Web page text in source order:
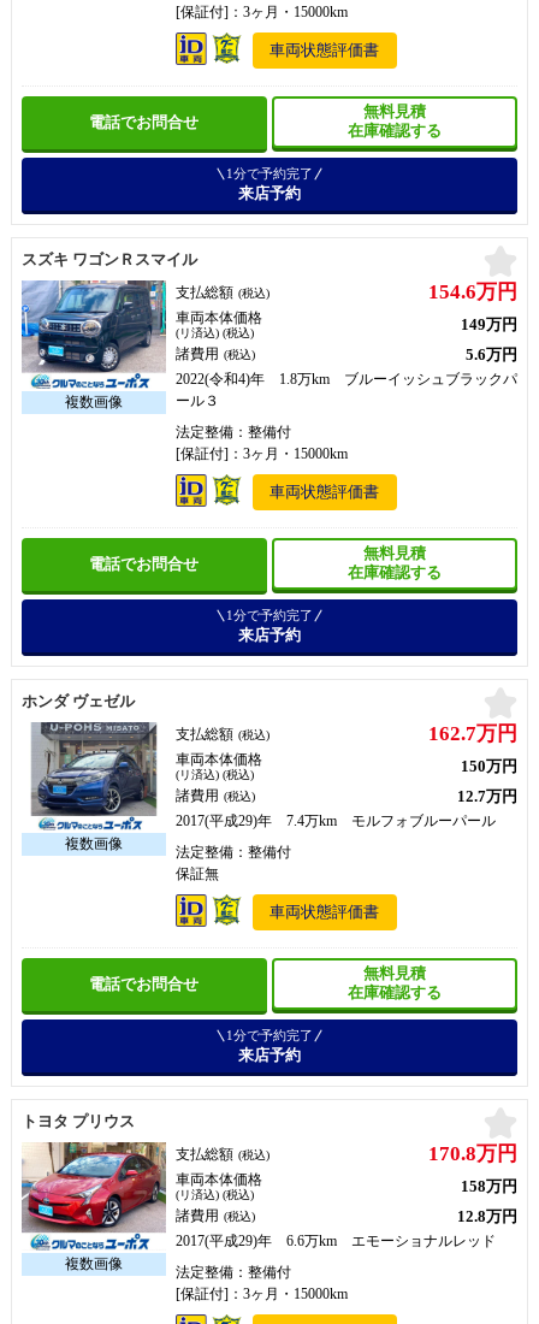
[保証付]：3ヶ月・15000km
車両状態評価書
電話でお問合せ
無料見積
在庫確認する
1分で予約完了
来店予約
スズキ ワゴンＲスマイル
支払総額 (税込) 154.6万円
車両本体価格
(リ済込) (税込) 149万円
諸費用 (税込) 5.6万円
2022(令和4)年 1.8万km ブルーイッシュブラックパ
ール３
法定整備：整備付
[保証付]：3ヶ月・15000km
車両状態評価書
電話でお問合せ
無料見積
在庫確認する
1分で予約完了
来店予約
ホンダ ヴェゼル
支払総額 (税込) 162.7万円
車両本体価格
(リ済込) (税込) 150万円
諸費用 (税込) 12.7万円
2017(平成29)年 7.4万km モルフォブルーパール
法定整備：整備付
保証無
車両状態評価書
電話でお問合せ
無料見積
在庫確認する
1分で予約完了
来店予約
トヨタ プリウス
支払総額 (税込) 170.8万円
車両本体価格
(リ済込) (税込) 158万円
諸費用 (税込) 12.8万円
2017(平成29)年 6.6万km エモーショナルレッド
法定整備：整備付
[保証付]：3ヶ月・15000km